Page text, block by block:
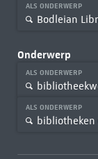
ALS ONDERWERP
Bodleian
Onderwerp
ALS ONDERWERP
ALS ONDERWERP
bibliotheken